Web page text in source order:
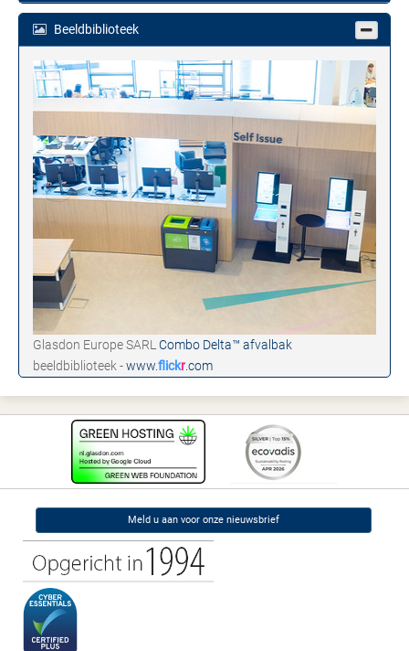
Beeldbiblioteek
Glasdon Europe SARLCombo Delta™ afvalbak
beeldbiblioteek -www.flickr.com
Meld u aan voor onze nieuwsbrief